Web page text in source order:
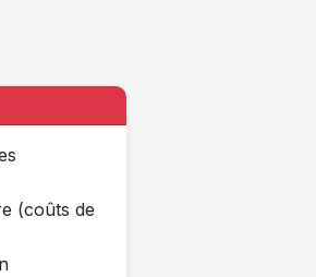
(coûts de